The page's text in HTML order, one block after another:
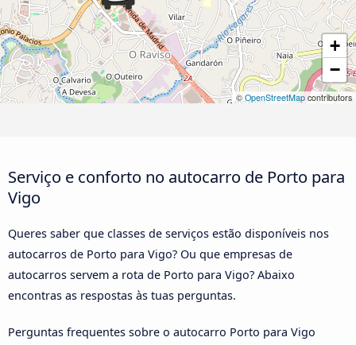
+
−
©OpenStreetMap contributors
Serviço e conforto no autocarro de Porto para
Vigo
Queres saber que classes de serviços estão disponíveis nos
autocarros de Porto para Vigo? Ou que empresas de
autocarros servem a rota de Porto para Vigo? Abaixo
encontras as respostas às tuas perguntas.
Perguntas frequentes sobre o autocarro Porto para Vigo